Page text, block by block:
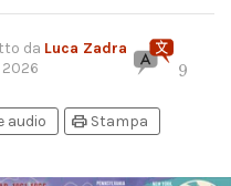
da Luca Zadra
9
audio print Stampa